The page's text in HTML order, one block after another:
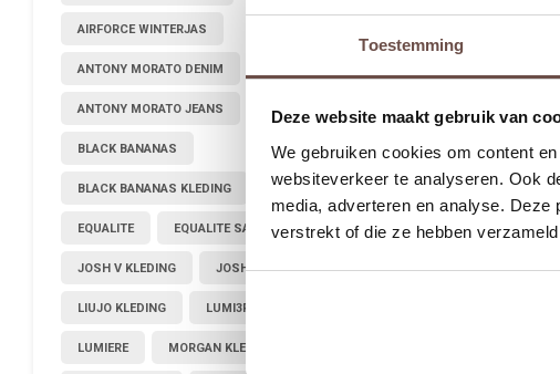
Toestemming
Deze website maakt gebruik van
We gebruiken cookies om content
websiteverkeer te analyseren. Ook
media, adverteren en analyse.
verstrekt of die ze hebben
AIRFORCE WINTERJAS
ANTONY MORATO DENIM
ANTONY MORATO JEANS
BLACK BANANAS
BLACK BANANAS KLEDING
EQUALITE EQUALITE SALE
JOSH V KLEDING JOSHV KLEDING
LIUJO KLEDING LUMI3RE
LUMIERE MORGAN KLEDING